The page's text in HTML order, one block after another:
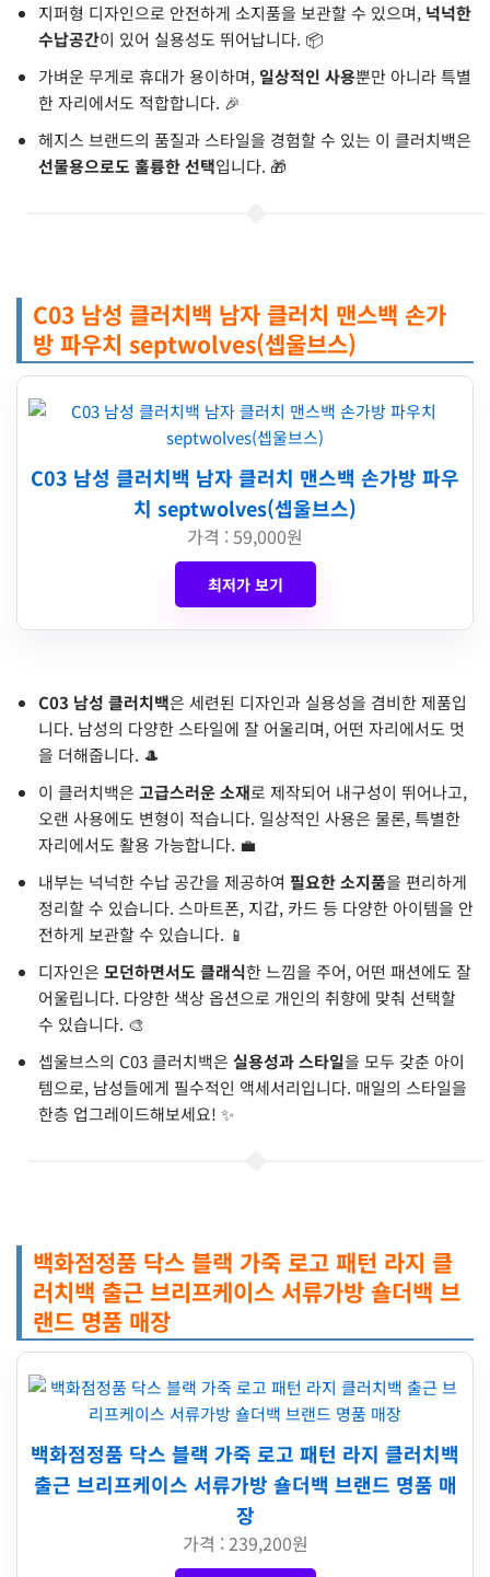
지퍼형 디자인으로 안전하게 소지품을 보관할 수 있으며, 넉넉한
수납공간이 있어 실용성도 뛰어납니다. 📦
가벼운 무게로 휴대가 용이하며,일상적인 사용뿐만 아니라 특별
한 자리에서도 적합합니다. 🎉
헤지스 브랜드의 품질과 스타일을 경험할 수 있는 이 클러치백은
선물용으로도 훌륭한 선택입니다. 🎁
C03 남성 클러치백 남자 클러치 맨스백 손가
방 파우치 septwolves(셉울브스)
C03 남성 클러치백 남자 클러치 맨스백 손가방 파우
치 septwolves(셉울브스)
가격 : 59,000원
최저가 보기
C03 남성 클러치백은 세련된 디자인과 실용성을 겸비한 제품입
니다. 남성의 다양한 스타일에 잘 어울리며, 어떤 자리에서도 멋
을 더해줍니다. 🎩
이 클러치백은 고급스러운 소재로 제작되어 내구성이 뛰어나고,
오랜 사용에도 변형이 적습니다. 일상적인 사용은 물론, 특별한
자리에서도 활용 가능합니다. 💼
내부는 넉넉한 수납 공간을 제공하여 필요한 소지품을 편리하게
정리할 수 있습니다. 스마트폰, 지갑, 카드 등 다양한 아이템을 안
전하게 보관할 수 있습니다. 📱
디자인은 모던하면서도 클래식한 느낌을 주어, 어떤 패션에도 잘
어울립니다. 다양한 색상 옵션으로 개인의 취향에 맞춰 선택할
수 있습니다. 🎨
셉울브스의 C03 클러치백은 실용성과 스타일을 모두 갖춘 아이
템으로, 남성들에게 필수적인 액세서리입니다. 매일의 스타일을
한층 업그레이드해보세요! ✨
백화점정품 닥스 블랙 가죽 로고 패턴 라지 클
러치백 출근 브리프케이스 서류가방 숄더백 브
랜드 명품 매장
백화점정품 닥스 블랙 가죽 로고 패턴 라지 클러치백
출근 브리프케이스 서류가방 숄더백 브랜드 명품 매
장
가격 : 239,200원